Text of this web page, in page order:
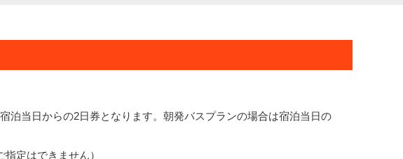
泊当日からの2日券となります。朝発バスプランの場合は宿泊当日の
定はできません）